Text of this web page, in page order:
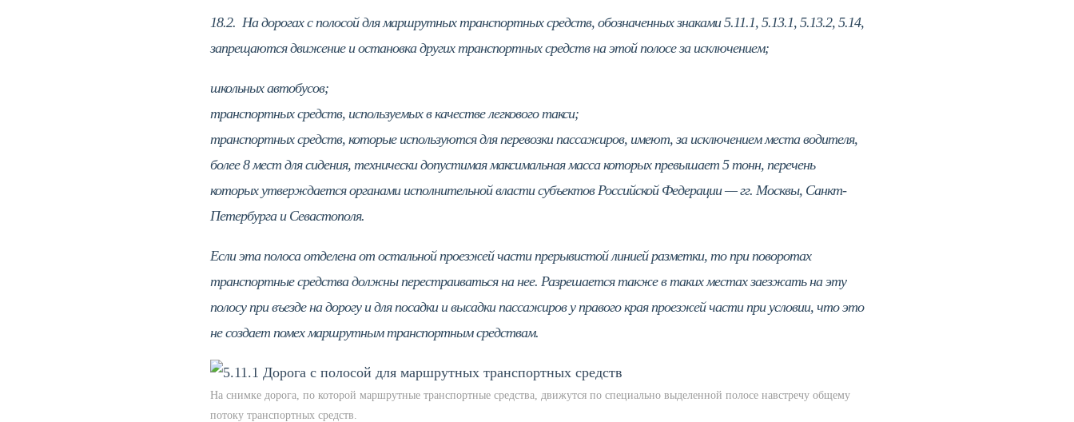
18.2. На дорогах с полосой для маршрутных транспортных средств, обозначенных знаками 5.11.1, 5.13.1, 5.13.2, 5.14,
запрещаются движение и остановка других транспортных средств на этой полосе за исключением;
школьных автобусов;
транспортных средств, используемых в качестве легкового такси;
транспортных средств, которые используются для перевозки пассажиров, имеют, за исключением места водителя,
более 8 мест для сидения, технически допустимая максимальная масса которых превышает 5 тонн, перечень
которых утверждается органами исполнительной власти субъектов Российской Федерации — гг. Москвы, Санкт-
Петербурга и Севастополя.
Если эта полоса отделена от остальной проезжей части прерывистой линией разметки, то при поворотах
транспортные средства должны перестраиваться на нее. Разрешается также в таких местах заезжать на эту
полосу при въезде на дорогу и для посадки и высадки пассажиров у правого края проезжей части при условии, что это
не создает помех маршрутным транспортным средствам.
На снимке дорога, по которой маршрутные транспортные средства, движутся по специально выделенной полосе навстречу общему
потоку транспортных средств.